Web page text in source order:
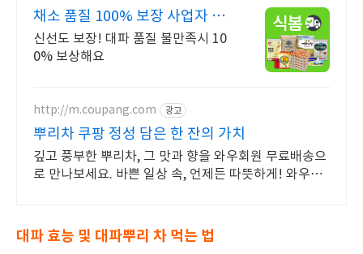
채소 품질 100% 보장 사업자 전
용 특가
신선도 보장! 대파 품질 불만족시 10
0% 보상해요
http://m.coupang.com 광고
뿌리차 쿠팡 정성 담은 한 잔의 가치
깊고 풍부한 뿌리차, 그 맛과 향을 와우회원 무료배송으
로 만나보세요. 바쁜 일상 속, 언제든 따뜻하게! 와우회
대파 효능 및 대파뿌리 차 먹는 법